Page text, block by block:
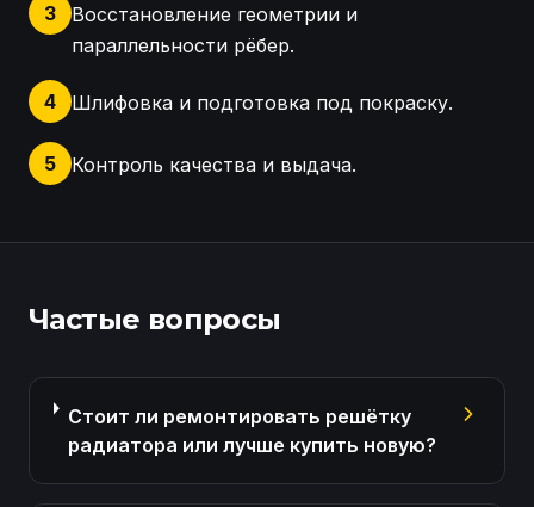
3
Восстановление геометрии и
параллельности рёбер.
4 Шлифовка и подготовка под покраску.
5
Контроль качества и выдача.
Частые вопросы
Стоит ли ремонтировать решётку
радиатора или лучше купить новую?